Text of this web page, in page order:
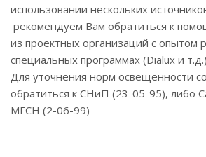
использовании нескольких
рекомендуем Вам обратиться к
из проектных организаций с опытом
специальных программах (Dialux и т.д.)
Для уточнения норм освещенности
обратиться к СНиП (23-05-95), либо
МГСН (2-06-99)